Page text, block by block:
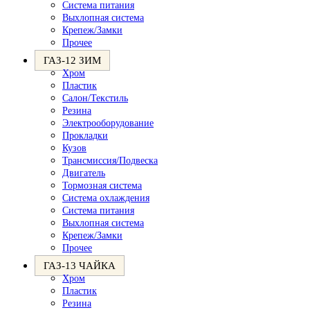
Система питания
Выхлопная система
Крепеж/Замки
Прочее
ГАЗ-12 ЗИМ
Хром
Пластик
Салон/Текстиль
Резина
Электрооборудование
Прокладки
Кузов
Трансмиссия/Подвеска
Двигатель
Тормозная система
Система охлаждения
Система питания
Выхлопная система
Крепеж/Замки
Прочее
ГАЗ-13 ЧАЙКА
Хром
Пластик
Резина